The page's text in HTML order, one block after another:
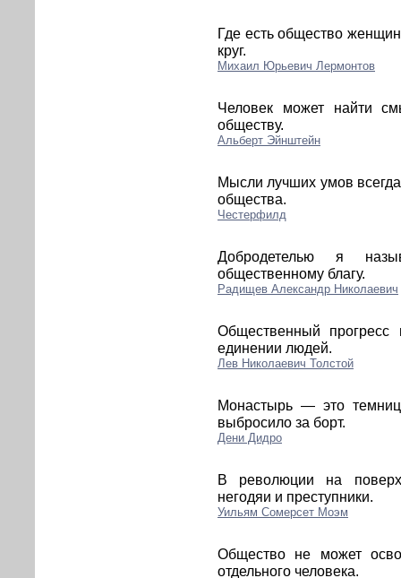
Где есть общество
круг.
Михаил Юрьевич Лермонтов
Человек может найти
обществу.
Альберт Эйнштейн
Мысли лучших умов
общества.
Честерфилд
Добродетелью я
общественному благу.
Радищев Александр Николаевич
Общественный
единении людей.
Лев Николаевич Толстой
Монастырь — это
выбросило за борт.
Дени Дидро
В революции на
негодяи и преступники.
Уильям Сомерсет Моэм
Общество не может
отдельного человека.